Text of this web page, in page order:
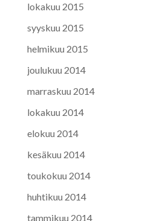
lokakuu 2015
syyskuu 2015
helmikuu 2015
joulukuu 2014
marraskuu 2014
lokakuu 2014
elokuu 2014
kesäkuu 2014
toukokuu 2014
huhtikuu 2014
tammikuu 2014